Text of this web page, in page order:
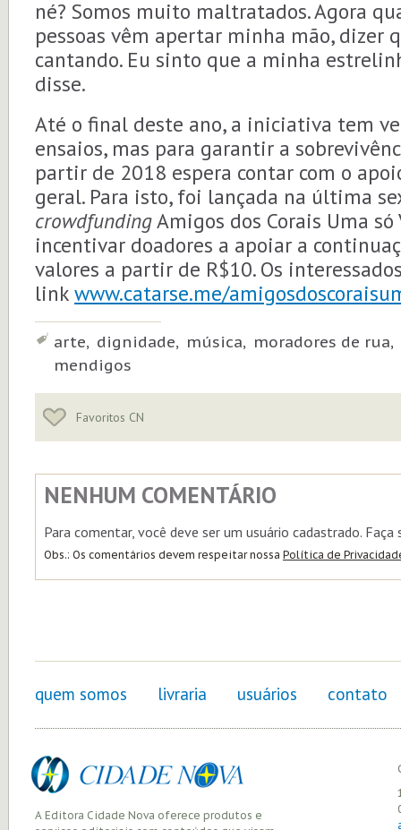
né? Somos muito maltratados. Agora
pessoas vêm apertar minha mão, dizer
cantando. Eu sinto que a minha
disse.
Até o final deste ano, a iniciativa tem
ensaios, mas para garantir a
partir de 2018 espera contar com o
geral. Para isto, foi lançada na última
crowdfundingAmigos dos Corais Uma só
incentivar doadores a apoiar a
valores a partir de R$10. Os
link www.catarse.me/
Tags:arte, dignidade, música, moradores de
mendigos
Favoritos CN
NENHUM COMENTÁRIO
Para comentar, você deve ser um usuário cadastrado. Faça
Obs.: Os comentários devem respeitar nossa Política de
quem somos livraria usuários contato
A Editora Cidade Nova oferece produtos e